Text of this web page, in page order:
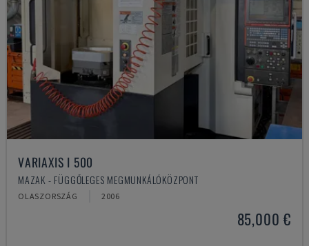
VARIAXIS I 500
MAZAK - FÜGGŐLEGES MEGMUNKÁLÓKÖZPONT
OLASZORSZÁG 2006
85,000 €